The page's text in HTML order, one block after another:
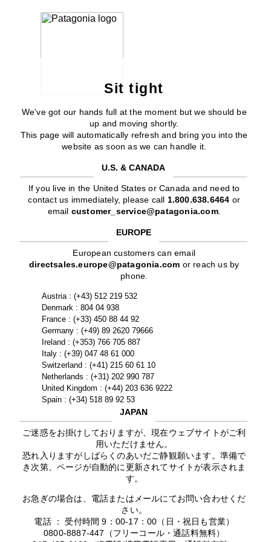
Sit tight
We’ve got our hands full at the moment but we should be
up and moving shortly.
This page will automatically refresh and bring you into the
website as soon as we can handle it.
U.S. & CANADA
If you live in the United States or Canada and need to
contact us immediately, please call 1.800.638.6464 or
email customer_service@patagonia.com.
EUROPE
European customers can email
directsales.europe@patagonia.com or reach us by
phone.
Austria : (+43) 512 219 532
Denmark : 804 04 938
France : (+33) 450 88 44 92
Germany : (+49) 89 2620 79666
Ireland : (+353) 766 705 887
Italy : (+39) 047 48 61 000
Switzerland : (+41) 215 60 61 10
Netherlands : (+31) 202 990 787
United Kingdom : (+44) 203 636 9222
Spain : (+34) 518 89 92 53
JAPAN
ご迷惑をお掛けしておりますが、現在ウェブサイトがご利
用いただけません。
恐れ入りますがしばらくのあいだご静観願います。準備で
き次第、ページが自動的に更新されてサイトが表示されま
す。
お急ぎの場合は、電話またはメールにてお問い合わせくだ
さい。
電話 ： 受付時間 9：00-17：00（日・祝日も営業）
0800-8887-447（フリーコール・通話料無料）